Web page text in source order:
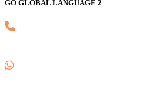
GO GLOBAL LANGUAGE 2